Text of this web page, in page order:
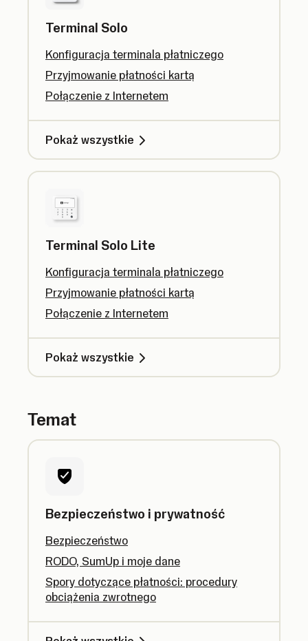
Terminal Solo
Konfiguracja terminala płatniczego
Przyjmowanie płatności kartą
Połączenie z Internetem
Pokaż wszystkie
Terminal Solo Lite
Konfiguracja terminala płatniczego
Przyjmowanie płatności kartą
Połączenie z Internetem
Pokaż wszystkie
Temat
Bezpieczeństwo i prywatność
Bezpieczeństwo
RODO, SumUp i moje dane
Spory dotyczące płatności: procedury
obciążenia zwrotnego